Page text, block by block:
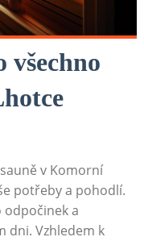
všechno
v Komorní
potřeby a pohodlí.
a
dni. Vzhledem k